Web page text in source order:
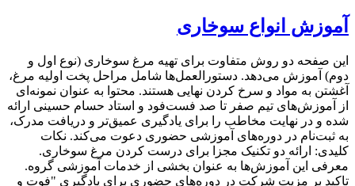
آموزش انواع سوخاری
این صفحه دو روش متفاوت برای تهیه مرغ سوخاری (نوع اول و
دوم) آموزش می‌دهد. دستورالعمل‌ها شامل مراحل پخت اولیه مرغ،
آغشتن به مواد و سرخ کردن نهایی هستند. محتوا به عنوان نمونه‌ای
از آموزش‌های تیم صفر تا صد فست‌فود و استاد حسام حسینی ارائه
شده و در نهایت مخاطب را برای یادگیری عمیق‌تر و دریافت مدرک،
به ثبت‌نام در دوره‌های آموزشی حضوری دعوت می‌کند. نکات
کلیدی: ارائه دو تکنیک مجزا برای درست کردن مرغ سوخاری.
معرفی این آموزش‌ها به عنوان بخشی از خدمات آموزشی گروه.
تاکید بر مزیت شرکت در دوره‌های حضوری برای یادگیری "فوت و